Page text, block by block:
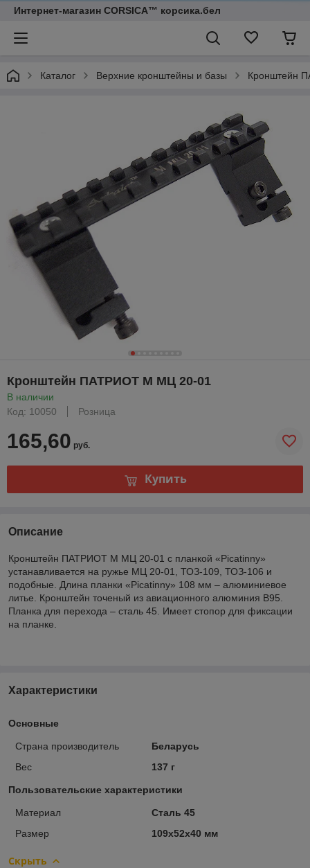
Интернет-магазин CORSICA™ корсика.бел
Каталог Верхние кронштейны и базы Кронштейн
Кронштейн ПАТРИОТ М МЦ 20-01
В наличии
Код: 10050
Розница
165,60 руб.
Купить
Описание
Кронштейн ПАТРИОТ М МЦ 20-01 с планкой «Picatinny»
устанавливается на ружье МЦ 20-01, ТОЗ-109, ТОЗ-106 и
подобные. Длина планки «Picatinny» 108 мм – алюминиевое
литье. Кронштейн точеный из авиационного алюминия В95.
Планка для перехода – сталь 45. Имеет стопор для фиксации
на планке.
Характеристики
Основные
Страна производитель
Беларусь
Вес
137 г
Пользовательские характеристики
Материал
Сталь 45
Размер
109х52х40 мм
Скрыть